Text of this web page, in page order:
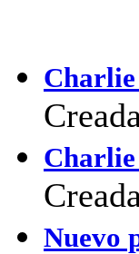
Charlie
Charlie
Nuevo